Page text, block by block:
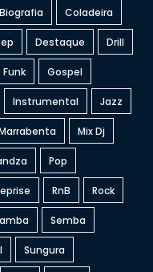
Biografia Coladeira
Destaque Drill
Funk Gospel
Instrumental Jazz
Mix Dj
Pop
RnB Rock
Semba
Sungura